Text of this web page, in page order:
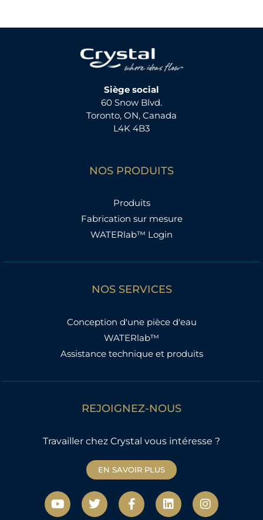
Siège social
60 Snow Blvd.
Toronto, ON, Canada
L4K 4B3
NOS PRODUITS
Produits
Fabrication sur mesure
WATERlab™ Login
NOS SERVICES
Conception d'une pièce d'eau
WATERlab™
Assistance technique et produits
REJOIGNEZ-NOUS
Travailler chez Crystal vous intéresse ?
EN SAVOIR PLUS
Y
o
T
w
F
a
L
i
I
n